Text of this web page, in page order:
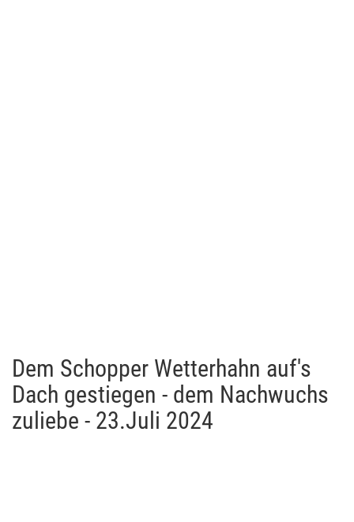
Dem Schopper Wetterhahn auf's
Dach gestiegen - dem Nachwuchs
zuliebe - 23.Juli 2024